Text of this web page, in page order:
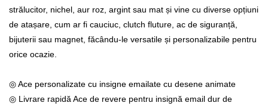
strălucitor, nichel, aur roz, argint sau mat și vine cu diverse opțiuni
de atașare, cum ar fi cauciuc, clutch fluture, ac de siguranță,
bijuterii sau magnet, făcându-le versatile și personalizabile pentru
orice ocazie.
◎ Ace personalizate cu insigne emailate cu desene animate
◎ Livrare rapidă Ace de revere pentru insignă email dur de